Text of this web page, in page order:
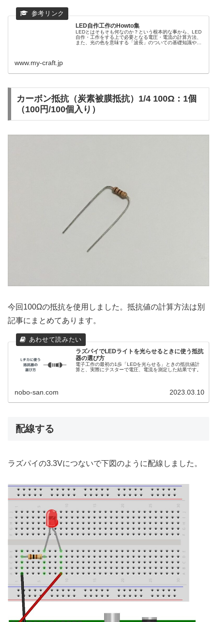
LED自作工作のHowto集
LEDとはそもそも何なのか？という根本的な事から、LED
自作・工作をする上で必要となる電圧・電流の計算方法、
また、光の色を意味する「波長」のついての基礎知識や明
www.my-craft.jp
カーボン抵抗（炭素被膜抵抗）1/4 100Ω：1個
（100円/100個入り）
今回100Ωの抵抗を使用しました。抵抗値の計算方法は別
記事にまとめてあります。
ラズパイでLEDライトを光らせるときに使う抵抗
器の選び方
電子工作の最初の1歩「LEDを光らせる」ときの抵抗値計
算と、実際にテスターで電圧、電流を測定した結果です。
nobo-san.com 2023.03.10
配線する
ラズパイの3.3Vにつないで下図のように配線しました。